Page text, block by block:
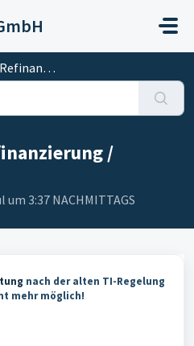
/ Erstattung
/
3:37 NACHMITTAGS
nach der alten TI-Regelung
mehr möglich!